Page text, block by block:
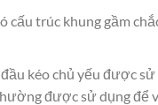
cấu trúc khung gầm
kéo chủ yếu được
được sử dụng để